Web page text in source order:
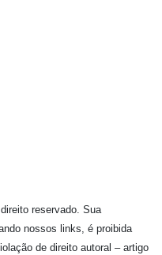
reservado. Sua
nossos links, é proibida
de direito autoral – artigo